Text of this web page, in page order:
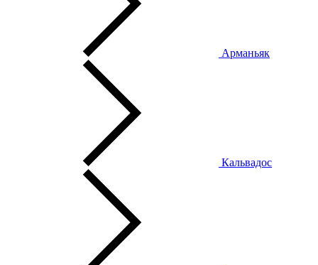
Арманьяк
Кальвадос